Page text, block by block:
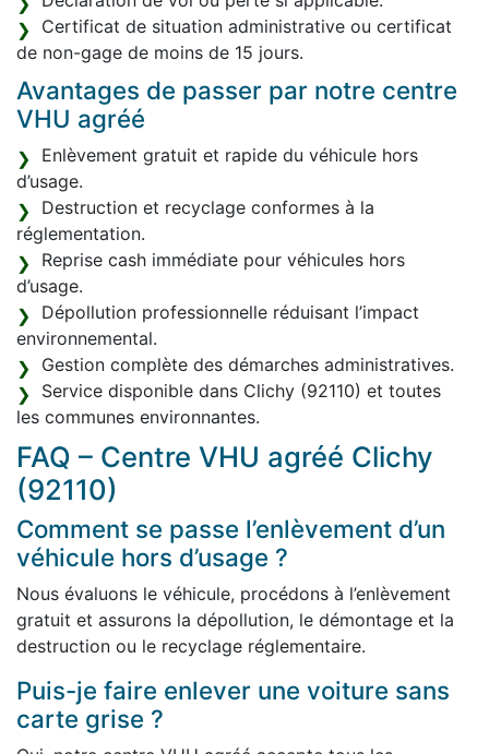
Certificat de situation administrative ou certificat
de non-gage de moins de 15 jours.
Avantages de passer par notre centre
VHU agréé
Enlèvement gratuit et rapide du véhicule hors
d’usage.
Destruction et recyclage conformes à la
réglementation.
Reprise cash immédiate pour véhicules hors
d’usage.
Dépollution professionnelle réduisant l’impact
environnemental.
Gestion complète des démarches administratives.
Service disponible dans Clichy (92110) et toutes
les communes environnantes.
FAQ – Centre VHU agréé Clichy
(92110)
Comment se passe l’enlèvement d’un
véhicule hors d’usage ?
Nous évaluons le véhicule, procédons à l’enlèvement
gratuit et assurons la dépollution, le démontage et la
destruction ou le recyclage réglementaire.
Puis-je faire enlever une voiture sans
carte grise ?